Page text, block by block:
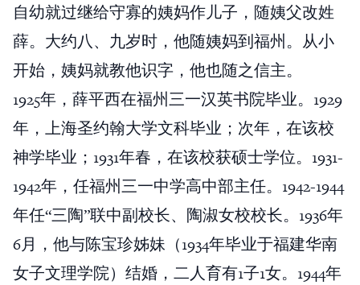
自幼就过继给守寡的姨妈作儿子，随姨父改姓
薛。大约八、九岁时，他随姨妈到福州。从小
开始，姨妈就教他识字，他也随之信主。
1925年，薛平西在福州三一汉英书院毕业。1929
年，上海圣约翰大学文科毕业；次年，在该校
神学毕业；1931年春，在该校获硕士学位。1931-
1942年，任福州三一中学高中部主任。1942-1944
年任“三陶”联中副校长、陶淑女校校长。1936年
6月，他与陈宝珍姊妹（1934年毕业于福建华南
女子文理学院）结婚，二人育有1子1女。1944年